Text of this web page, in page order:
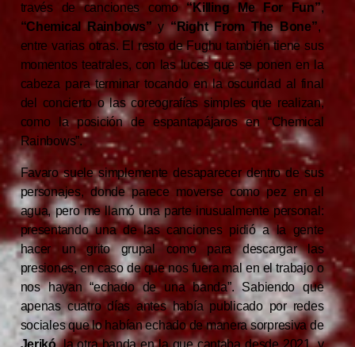
través de canciones como“Killing Me For Fun”,
“Chemical Rainbows” y “Right From The Bone”,
entre varias otras. El resto de Fughu también tiene sus
momentos teatrales, con las luces que se ponen en la
cabeza para terminar tocando en la oscuridad al final
del concierto o las coreografías simples que realizan,
como la posición de espantapájaros en “Chemical
Rainbows”.
Favaro suele simplemente desaparecer dentro de sus
personajes, donde parece moverse como pez en el
agua, pero me llamó una parte inusualmente personal:
presentando una de las canciones pidió a la gente
hacer un grito grupal como para descargar las
presiones, en caso de que nos fuera mal en el trabajo o
nos hayan “echado de una banda”. Sabiendo que
apenas cuatro días antes había publicado por redes
sociales que lo habían echado de manera sorpresiva de